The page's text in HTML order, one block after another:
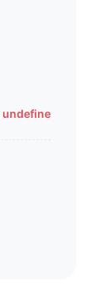
undefined